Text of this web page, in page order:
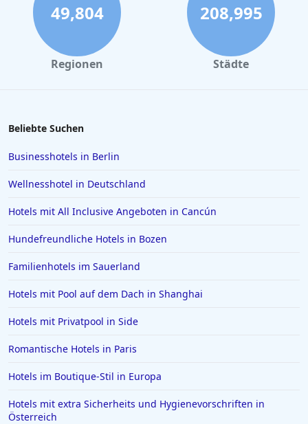
49,804
Regionen
208,995
Städte
Beliebte Suchen
Businesshotels in Berlin
Wellnesshotel in Deutschland
Hotels mit All Inclusive Angeboten in Cancún
Hundefreundliche Hotels in Bozen
Familienhotels im Sauerland
Hotels mit Pool auf dem Dach in Shanghai
Hotels mit Privatpool in Side
Romantische Hotels in Paris
Hotels im Boutique-Stil in Europa
Hotels mit extra Sicherheits und Hygienevorschriften in
Österreich